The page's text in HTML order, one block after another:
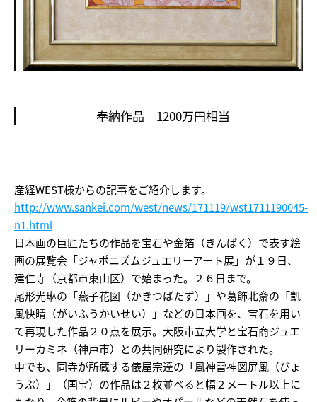
奉納作品 1200万円相当
産経WEST様からの記事をご紹介します。
http://www.sankei.com/west/news/171119/wst1711190045-
n1.html
日本画の巨匠たちの作品を宝石や金箔（きんぱく）で表す絵
画の展覧会「ジャポニズムジュエリーアート展」が１９日、
建仁寺（京都市東山区）で始まった。２６日まで。
尾形光琳の「燕子花図（かきつばたず）」や葛飾北斎の「凱
風快晴（がいふうかいせい）」などの日本画を、宝石を用い
て再現した作品２０点を展示。大阪市立大学と宝石商ジュエ
リーカミネ（神戸市）との共同研究により製作された。
中でも、同寺が所蔵する俵屋宗達の「風神雷神図屏風（びょ
うぶ）」（国宝）の作品は２枚並べると幅２メートル以上に